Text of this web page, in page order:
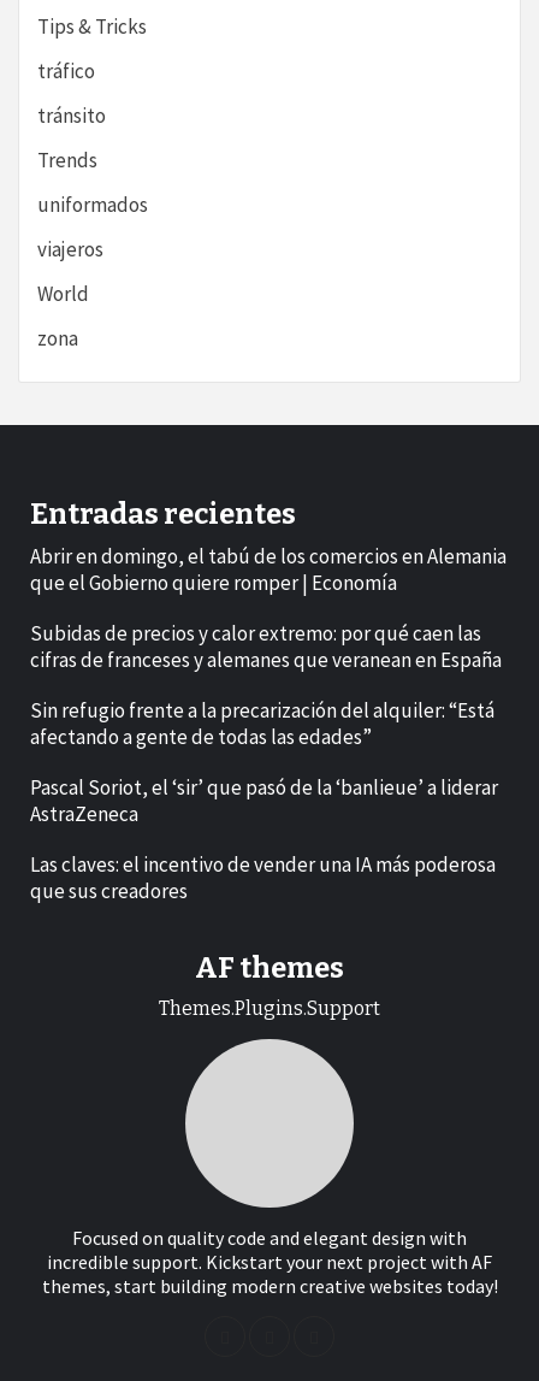
Tips & Tricks
tráfico
tránsito
Trends
uniformados
viajeros
World
zona
Entradas recientes
Abrir en domingo, el tabú de los comercios en Alemania
que el Gobierno quiere romper | Economía
Subidas de precios y calor extremo: por qué caen las
cifras de franceses y alemanes que veranean en España
Sin refugio frente a la precarización del alquiler: “Está
afectando a gente de todas las edades”
Pascal Soriot, el ‘sir’ que pasó de la ‘banlieue’ a liderar
AstraZeneca
Las claves: el incentivo de vender una IA más poderosa
que sus creadores
AF themes
Themes.Plugins.Support
Focused on quality code and elegant design with
incredible support. Kickstart your next project with AF
themes, start building modern creative websites today!